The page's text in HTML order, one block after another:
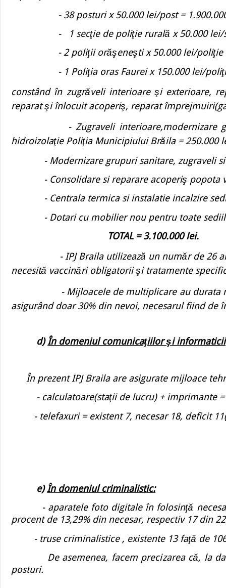
- 38 posturi x 50.000 lei/post =
- 1 secţie de poliţie rurală x 50.000 lei/
- 2 poliţii orăşeneşti x 50.000 lei/poliţie
- 1 Poliţia oras Faurei x 150.000 lei/
constând în zugrăveli interioare şi exterioare,
reparat şi înlocuit acoperiş, reparat
- Zugraveli interioare,modernizare
hidroizolaţie Poliţia Municipiului Brăila = 250.000
- Modernizare grupuri sanitare, zugraveli si
- Consolidare si reparare acoperiş popota
- Centrala termica si instalatie incalzire
- Dotari cu mobilier nou pentru toate sediile
TOTAL = 3.100.000 lei.
- IPJ Braila utilizează un număr de 26
necesită vaccinări obligatorii şi tratamente
- Mijloacele de multiplicare au durata
asigurând doar 30% din nevoi, necesarul fiind de
d)În domeniul comunicaţiilor şi informaticii
În prezent IPJ Braila are asigurate mijloace
- calculatoare(staţii de lucru) + imprimante =
- telefaxuri = existent 7, necesar 18, deficit
e)În domeniul criminalistic:
- aparatele foto digitale în folosinţă
procent de 13,29% din necesar, respectiv 17 din
- truse criminalistice , existente 13 faţă de 106
De asemenea, facem precizarea că, la
posturi.